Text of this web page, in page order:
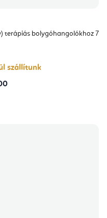
terápiás bolygóhangolókhoz 7
szállítunk